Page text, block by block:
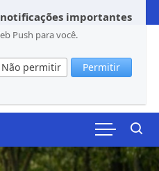
importantes
Push para você.
Não permitir Permitir